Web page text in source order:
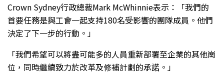
Crown Sydney行政總裁Mark McWhinnie表示：「我們的
首要任務是與工會一起支持180名受影響的團隊成員。他們
決定了下一步的行動。」
「我們希望可以將盡可能多的人員重新部署至企業的其他崗
位，同時繼續致力於改革及修補計劃的承諾。」